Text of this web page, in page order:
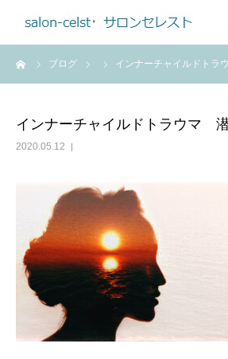
ブログ インナーチャイルドトラ
インナーチャイルドトラウマ
2020.05.12
ホーム
アクセス
プロフィール
料金のご案内
ブログ